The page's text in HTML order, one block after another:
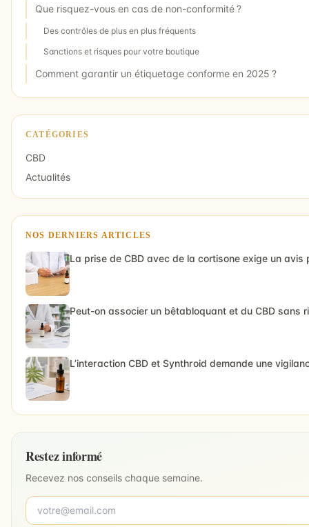
Que risquez-vous en cas de non-conformité ?
Des contrôles de plus en plus fréquents
Sanctions et risques pour votre boutique
Comment garantir un étiquetage conforme en 2025 ?
CATÉGORIES
CBD
Actualités
NOS DERNIERS ARTICLES
La prise de CBD avec de la cortisone exige un avis
Peut-on associer un bêtabloquant et du CBD sans
L’interaction CBD et Synthroid demande une
Restez informé
Recevez nos conseils chaque semaine.